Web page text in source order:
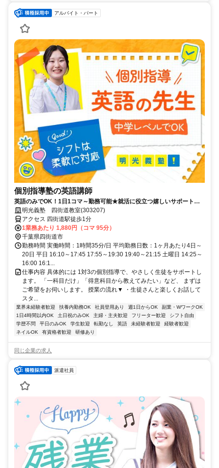
アルバイト・パート
個別指導塾の英語講師
英語のみでOK！1日1コマ～勤務可能★就活に役立つ嬉しいサポートも
◎ミドル・シニアも活躍中
明光義塾 四街道教室(303207)
アクセス 四街道駅徒歩1分
1業務あたり 1,880円（コマ 95分）
千葉県四街道市
勤務時間 実働時間：1時間35分/日 平均勤務日数：1ヶ月あたり4日～
20日 平日 16:10～17:45 17:55～19:30 19:40～21:15 土曜日 14:25～
16:00 16:1...
仕事内容 具体的には 1対3の個別指導で、やさしく生徒をサポートし
ます。 「一科目だけ」「得意科目から教えてみたい」など、 まずは
ご希望をお伺いします。 授業の流れ▼ ・生徒さんと楽しくお話して
スタ...
業界未経験者歓迎 扶養内勤務OK 社員登用あり 週1日からOK
副業・WワークOK
1日4時間以内OK
土日祝のみOK 主婦・主夫歓迎 フリーター歓迎
シフト自由
学歴不問
平日のみOK 学生歓迎 転勤なし 英語 未経験者歓迎
経験者歓迎
ネイルOK
有資格者歓迎 研修あり
同じ企業の求人
派遣社員